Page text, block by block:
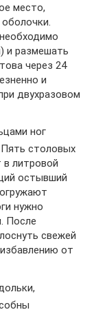
место,
и размешать
через 24
и
двухразовом
ног
столовых
в литровой
остывший
нужно
После
свежей
от